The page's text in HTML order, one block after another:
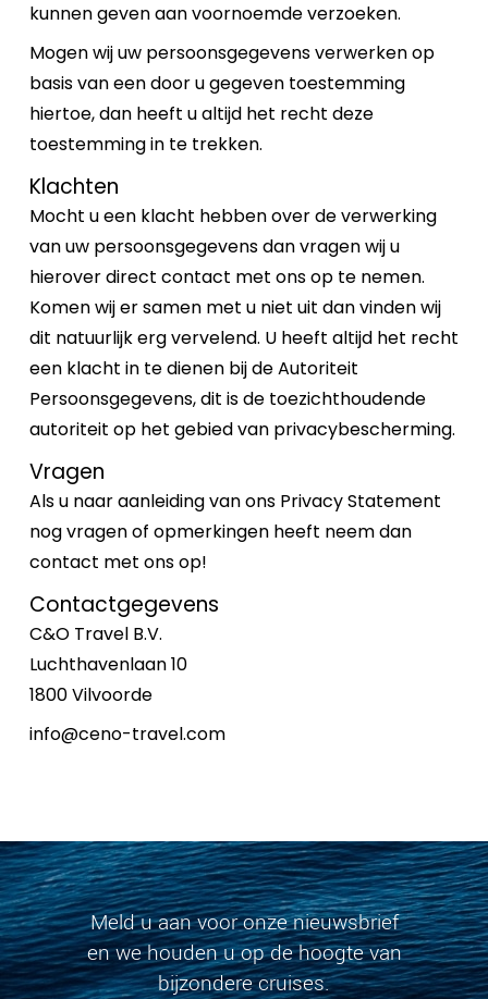
kunnen geven aan voornoemde verzoeken.
Mogen wij uw persoonsgegevens verwerken op
basis van een door u gegeven toestemming
hiertoe, dan heeft u altijd het recht deze
toestemming in te trekken.
Klachten
Mocht u een klacht hebben over de verwerking
van uw persoonsgegevens dan vragen wij u
hierover direct contact met ons op te nemen.
Komen wij er samen met u niet uit dan vinden wij
dit natuurlijk erg vervelend. U heeft altijd het recht
een klacht in te dienen bij de Autoriteit
Persoonsgegevens, dit is de toezichthoudende
autoriteit op het gebied van privacybescherming.
Vragen
Als u naar aanleiding van ons Privacy Statement
nog vragen of opmerkingen heeft neem dan
contact met ons op!
Contactgegevens
C&O Travel B.V.
Luchthavenlaan 10
1800 Vilvoorde
info@ceno-travel.com
Meld u aan voor onze nieuwsbrief
en we houden u op de hoogte van
bijzondere cruises.